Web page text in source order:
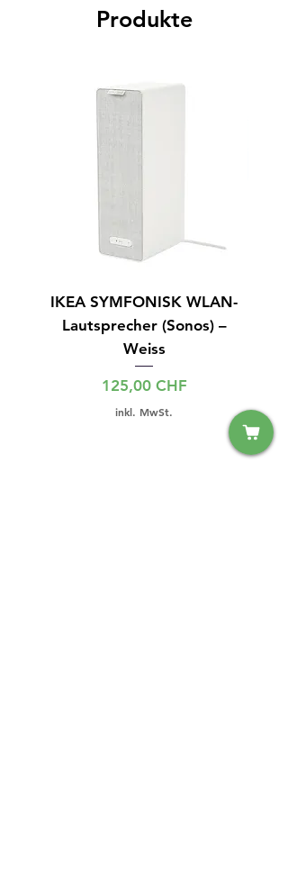
Produkte
IKEA SYMFONISK WLAN-
Lautsprecher (Sonos) –
Weiss
Preis
125,00 CHF
inkl. MwSt.